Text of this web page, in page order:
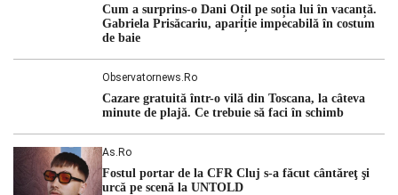
judecătorii de la instanța supremă au […]
Cum a surprins-o Dani Oțil pe soția lui în vacanță.
Gabriela Prisăcariu, apariție impecabilă în costum
de baie
Observatornews.ro
Cazare gratuită într-o vilă din Toscana, la câteva
minute de plajă. Ce trebuie să faci în schimb
As.ro
Fostul portar de la CFR Cluj s-a făcut cântăreţ şi
urcă pe scenă la UNTOLD